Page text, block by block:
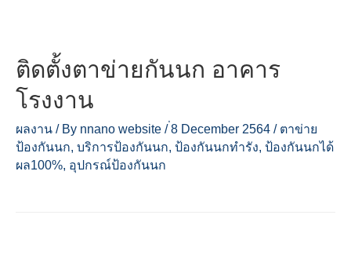
ติดตั้งตาข่ายกันนก อาคาร
โรงงาน
ผลงาน / By nnano website /่8 December 2564 / ตาข่าย
ป้องกันนก, บริการป้องกันนก, ป้องกันนกทำรัง, ป้องกันนกได้
ผล100%, อุปกรณ์ป้องกันนก